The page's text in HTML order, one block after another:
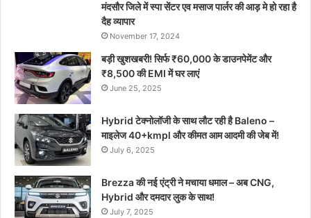
मंदसौर जिले में स्पा सेंटर एव मसाज पार्लर की आड़ मे हो रहा है
दैह व्यापार
November 17, 2024
बड़ी खुशखबरी! सिर्फ ₹60,000 के डाउनपेमेंट और
₹8,500 की EMI में घर लाएं
June 25, 2025
Hybrid टेक्नोलॉजी के साथ लौट रही है Baleno –
माइलेज 40+kmpl और कीमत आम आदमी की जेब में!
July 6, 2025
Brezza की नई एंट्री ने मचाया धमाल – अब CNG,
Hybrid और दमदार लुक के साथ!
July 7, 2025